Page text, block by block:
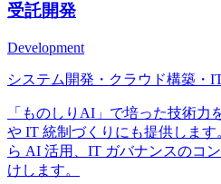
受託開発
Development
システム開発・クラウド構築・
「ものしりAI」で培った技術力
や IT 統制づくりにも提供しま
ら AI 活用、IT ガバナンスのコ
けします。